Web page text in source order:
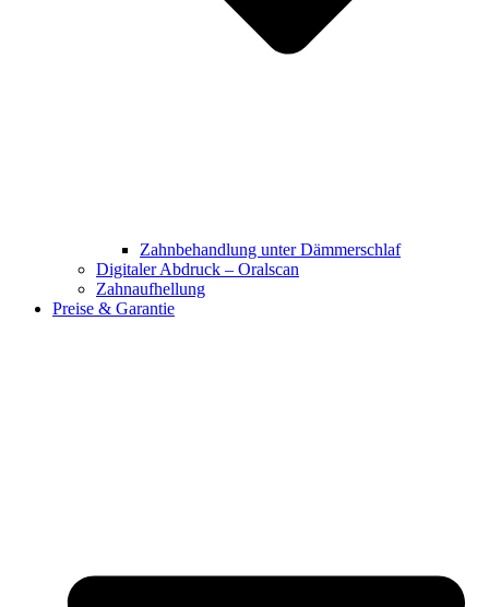
Zahnbehandlung unter Dämmerschlaf
Digitaler Abdruck – Oralscan
Zahnaufhellung
Preise & Garantie